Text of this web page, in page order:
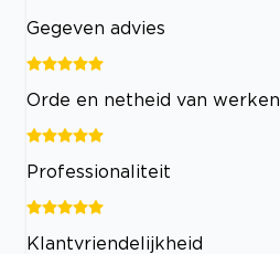
Gegeven advies
Orde en netheid van werken
Professionaliteit
Klantvriendelijkheid